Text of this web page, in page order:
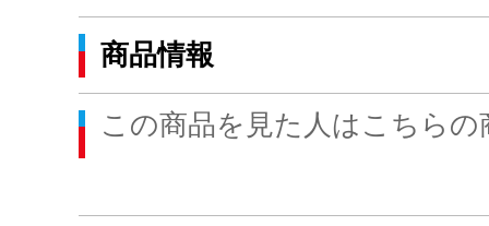
商品情報
この商品を見た人はこちら